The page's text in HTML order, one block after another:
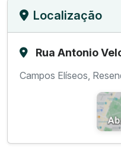
Localização
Rua Antonio
Campos Elíseos,